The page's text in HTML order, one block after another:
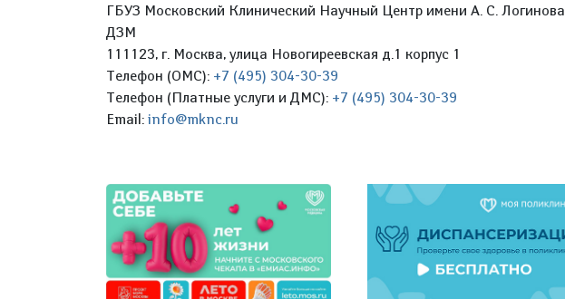
ГБУЗ Московский Клинический Научный Центр имени А. С. Логинова
ДЗМ
111123, г. Москва, улица Новогиреевская д.1 корпус 1
Телефон (ОМС): +7 (495) 304-30-39
Телефон (Платные услуги и ДМС): +7 (495) 304-30-39
Email: info@mknc.ru